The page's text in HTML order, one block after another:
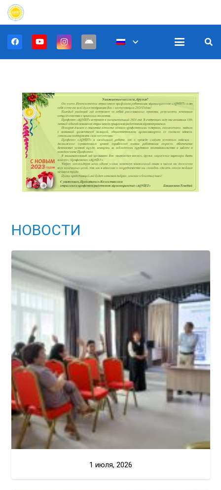
НОВОСТИ
1 июля, 2026